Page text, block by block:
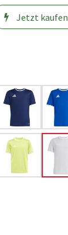
Jetzt kaufen